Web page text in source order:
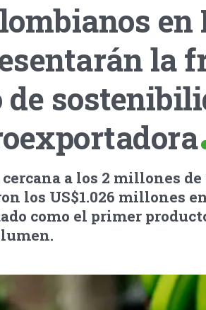
la
de
a los 2 millones
los US$1.026 millones
como el primer